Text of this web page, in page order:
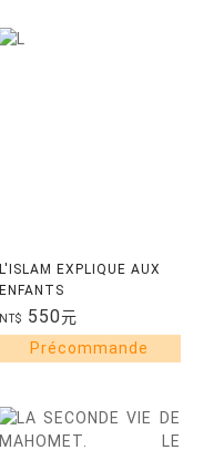
L'ISLAM EXPLIQUE AUX
ENFANTS
NT$ 550元